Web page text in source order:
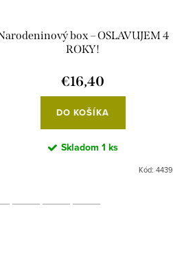
box – OSLAVUJEM 4
ROKY!
€16,40
DO KOŠÍKA
Skladom 1 ks
Kód: 4439